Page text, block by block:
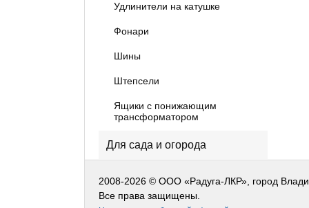
Удлинители на катушке
Фонари
Шины
Штепсели
Ящики с понижающим
трансформатором
Для сада и огорода
2008-2026 © ООО «Радуга-ЛКР», город
Все права защищены.